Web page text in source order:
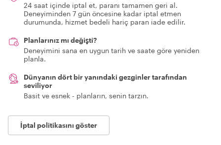
24 saat içinde iptal et, paranı tamamen geri al.
Deneyiminden 7 gün öncesine kadar iptal etmen
durumunda, hizmet bedeli hariç paran iade edilir.
Planlarınız mı değişti?
Deneyimini sana en uygun tarih ve saate göre yeniden
planla.
Dünyanın dört bir yanındaki gezginler tarafından
seviliyor
Basit ve esnek - planların, senin tarzın.
İptal politikasını göster